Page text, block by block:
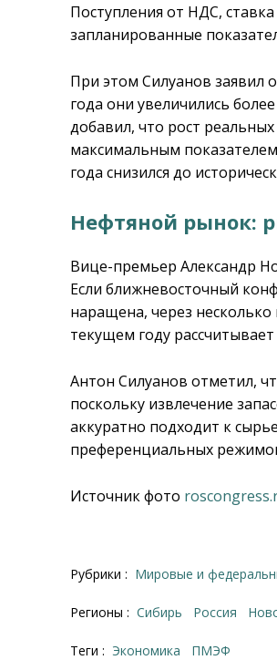
Поступления от НДС,
запланированные
При этом Силуанов заявил
года они увеличились
добавил, что рост реальных
максимальным
года снизился до
Нефтяной рынок:
Вице-премьер Александр
Если ближневосточный
наращена, через несколько
текущем году
Антон Силуанов отметил,
поскольку извлечение
аккуратно подходит к
преференциальных
Источник фото
Рубрики : Мировые и
Регионы : Сибирь Россия
Теги : Экономика ПМЭФ